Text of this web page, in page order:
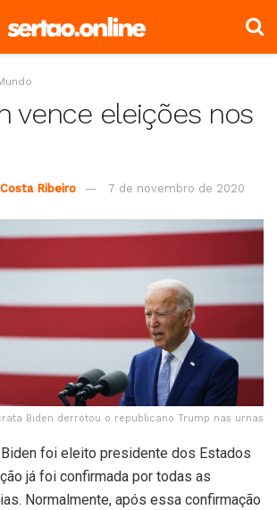
vence eleições nos
Ribeiro 7 de novembro de 2020
Biden derrotou o republicano Trump nas urnas
foi eleito presidente dos Estados
já foi confirmada por todas as
Normalmente, após essa confirmação